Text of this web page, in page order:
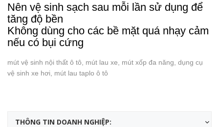
Nên vệ sinh sạch sau mỗi lần sử dụng để
tăng độ bền
Không dùng cho các bề mặt quá nhạy cảm
nếu có bụi cứng
mút vệ sinh nội thất ô tô, mút lau xe, mút xốp đa năng, dụng cụ
vệ sinh xe hơi, mút lau taplo ô tô
THÔNG TIN DOANH NGHIỆP: